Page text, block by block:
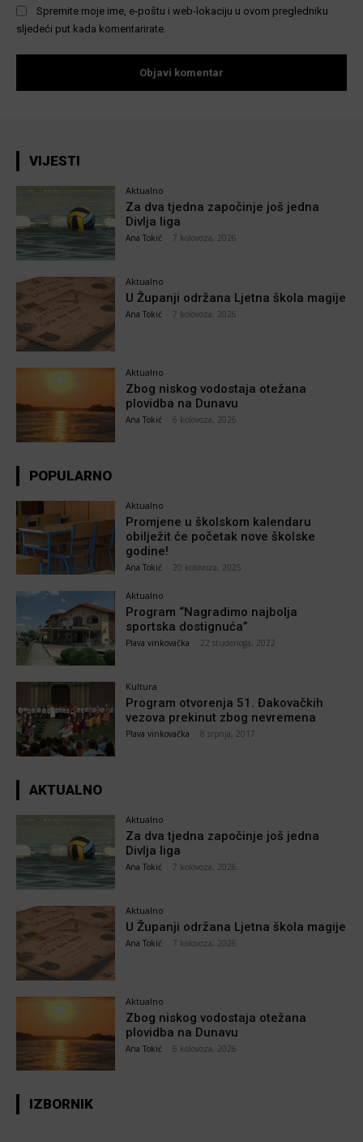
Spremite moje ime, e-poštu i web-lokaciju u ovom pregledniku
sljedeći put kada komentarirate.
VIJESTI
Aktualno
Za dva tjedna započinje još jedna
Divlja liga
Ana Tokić 7 kolovoza, 2026
Aktualno
U Županji održana Ljetna škola magije
Ana Tokić 7 kolovoza, 2026
Aktualno
Zbog niskog vodostaja otežana
plovidba na Dunavu
Ana Tokić 6 kolovoza, 2026
POPULARNO
Aktualno
Promjene u školskom kalendaru
obilježit će početak nove školske
godine!
Ana Tokić 20 kolovoza, 2025
Aktualno
Program “Nagradimo najbolja
sportska dostignuća”
Plava vinkovačka 22 studenoga, 2022
Kultura
Program otvorenja 51. Đakovačkih
vezova prekinut zbog nevremena
Plava vinkovačka 8 srpnja, 2017
AKTUALNO
Aktualno
Za dva tjedna započinje još jedna
Divlja liga
Ana Tokić 7 kolovoza, 2026
Aktualno
U Županji održana Ljetna škola magije
Ana Tokić 7 kolovoza, 2026
Aktualno
Zbog niskog vodostaja otežana
plovidba na Dunavu
Ana Tokić 6 kolovoza, 2026
IZBORNIK